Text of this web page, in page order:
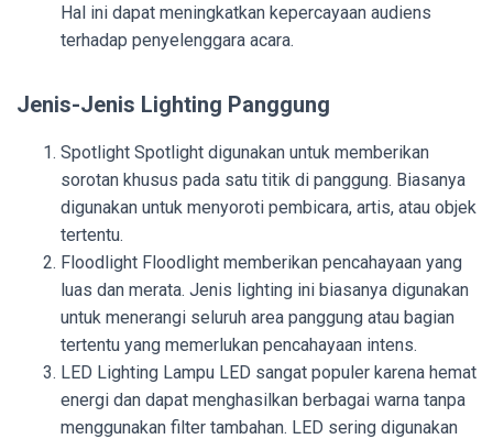
Hal ini dapat meningkatkan kepercayaan audiens
terhadap penyelenggara acara.
Jenis-Jenis Lighting Panggung
Spotlight Spotlight digunakan untuk memberikan
sorotan khusus pada satu titik di panggung. Biasanya
digunakan untuk menyoroti pembicara, artis, atau objek
tertentu.
Floodlight Floodlight memberikan pencahayaan yang
luas dan merata. Jenis lighting ini biasanya digunakan
untuk menerangi seluruh area panggung atau bagian
tertentu yang memerlukan pencahayaan intens.
LED Lighting Lampu LED sangat populer karena hemat
energi dan dapat menghasilkan berbagai warna tanpa
menggunakan filter tambahan. LED sering digunakan